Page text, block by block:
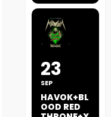
23
SEP
HAVOK+BL
OOD RED